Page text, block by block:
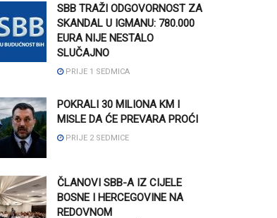
SBB TRAŽI ODGOVORNOST ZA
SKANDAL U IGMANU: 780.000
EURA NIJE NESTALO
SLUČAJNO
PRIJE 1 SEDMICA
POKRALI 30 MILIONA KM I
MISLE DA ĆE PREVARA PROĆI
PRIJE 2 SEDMICE
ČLANOVI SBB-A IZ CIJELE
BOSNE I HERCEGOVINE NA
REDOVNOM